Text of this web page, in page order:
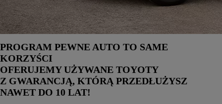
PROGRAM PEWNE AUTO TO SAME
KORZYŚCI
OFERUJEMY UŻYWANE TOYOTY
Z GWARANCJĄ, KTÓRĄ PRZEDŁUŻYSZ
NAWET DO 10 LAT!